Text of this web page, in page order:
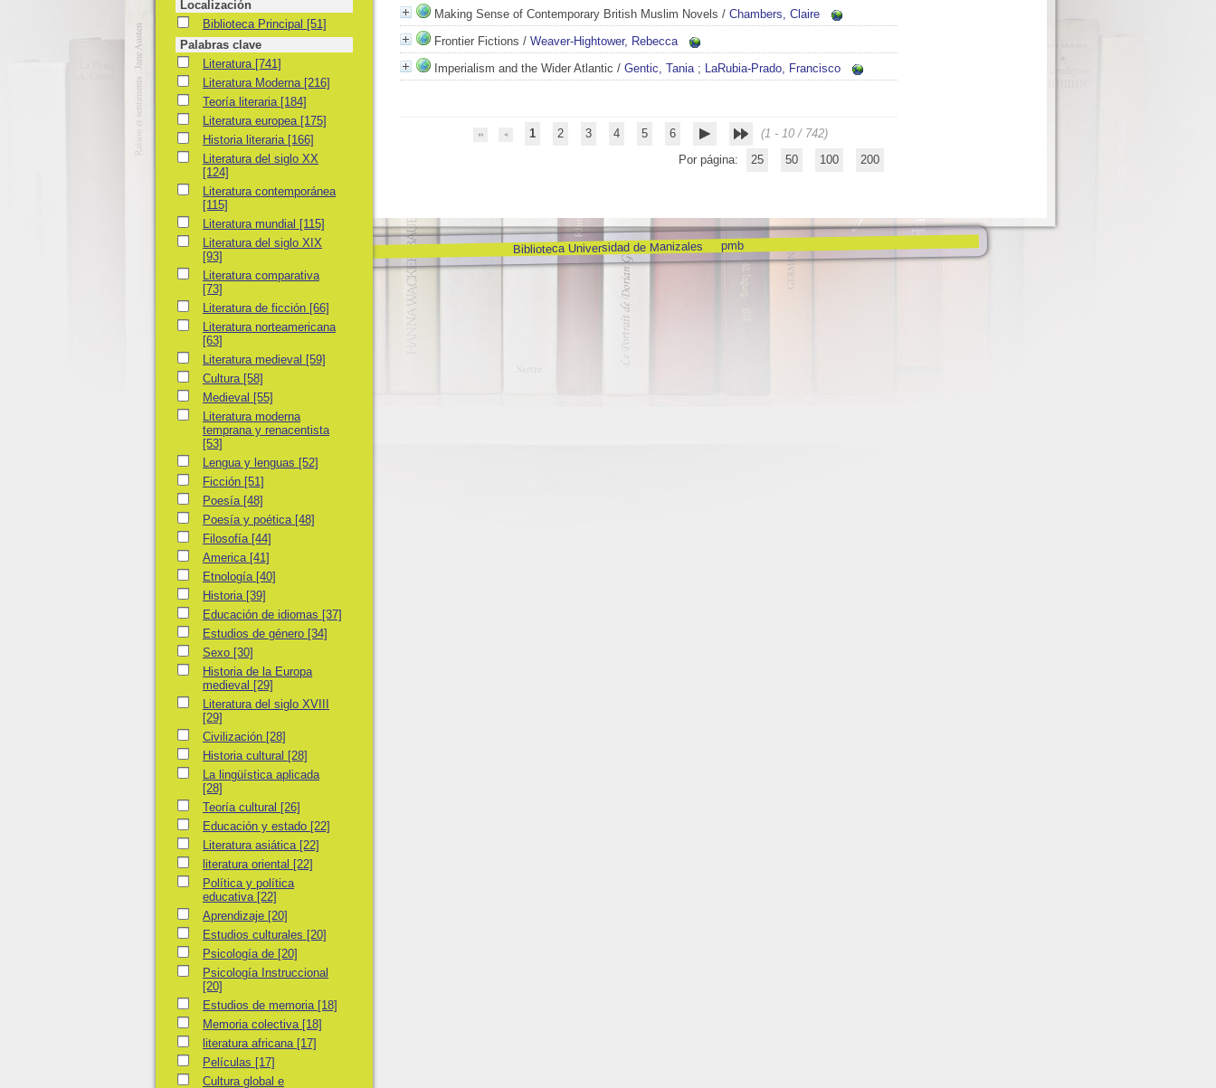
Making Sense of Contemporary British Muslim Novels / Chambers, Claire
Frontier Fictions / Weaver-Hightower, Rebecca
Imperialism and the Wider Atlantic / Gentic, Tania; LaRubia-Prado, Francisco
1 2 3 4 5 6
(1 - 10 / 742)
Por página:
25 50 100 200
Biblioteca Universidad de Manizales pmb
Localización
Biblioteca Principal
Biblioteca Principal [51]
Palabras clave
LiteraturaLiteratura [741]
Literatura Moderna
Literatura Moderna [216]
Teoría literaria
Teoría literaria [184]
Literatura europea
Literatura europea [175]
Historia literaria
Historia literaria [166]
Literatura del siglo XX
Literatura del siglo XX
[124]
Literatura contemporánea
Literatura contemporánea
[115]
Literatura mundial
Literatura mundial [115]
Literatura del siglo XIX
Literatura del siglo XIX
[93]
Literatura comparativa
Literatura comparativa
[73]
Literatura de ficción
Literatura de ficción [66]
Literatura norteamericana
Literatura norteamericana
[63]
Literatura medieval
Literatura medieval [59]
CulturaCultura [58]
MedievalMedieval [55]
Literatura moderna temprana y renacentista
Literatura moderna
temprana y renacentista
[53]
Lengua y lenguas
Lengua y lenguas [52]
FicciónFicción [51]
PoesíaPoesía [48]
Poesía y poética
Poesía y poética [48]
FilosofíaFilosofía [44]
AmericaAmerica [41]
EtnologíaEtnología [40]
HistoriaHistoria [39]
Educación de idiomas
Educación de idiomas [37]
Estudios de género
Estudios de género [34]
SexoSexo [30]
Historia de la Europa medieval
Historia de la Europa
medieval [29]
Literatura del siglo XVIII
Literatura del siglo XVIII
[29]
Civilización
Civilización [28]
Historia cultural
Historia cultural [28]
La lingüística aplicada
La lingüística aplicada
[28]
Teoría cultural
Teoría cultural [26]
Educación y estado
Educación y estado [22]
Literatura asiática
Literatura asiática [22]
literatura oriental
literatura oriental [22]
Política y política educativa
Política y política
educativa [22]
Aprendizaje
Aprendizaje [20]
Estudios culturales
Estudios culturales [20]
Psicología de
Psicología de [20]
Psicología Instruccional
Psicología Instruccional
[20]
Estudios de memoria
Estudios de memoria [18]
Memoria colectiva
Memoria colectiva [18]
literatura africana
literatura africana [17]
PelículasPelículas [17]
Cultura global e internacional
Cultura global e